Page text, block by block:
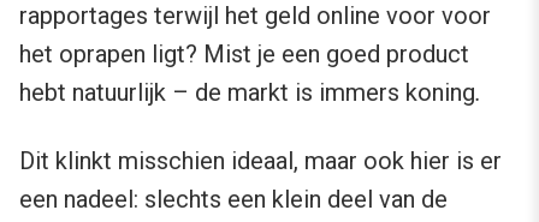
rapportages terwijl het geld online voor voor
het oprapen ligt? Mist je een goed product
hebt natuurlijk – de markt is immers koning.
Dit klinkt misschien ideaal, maar ook hier is er
een nadeel: slechts een klein deel van de